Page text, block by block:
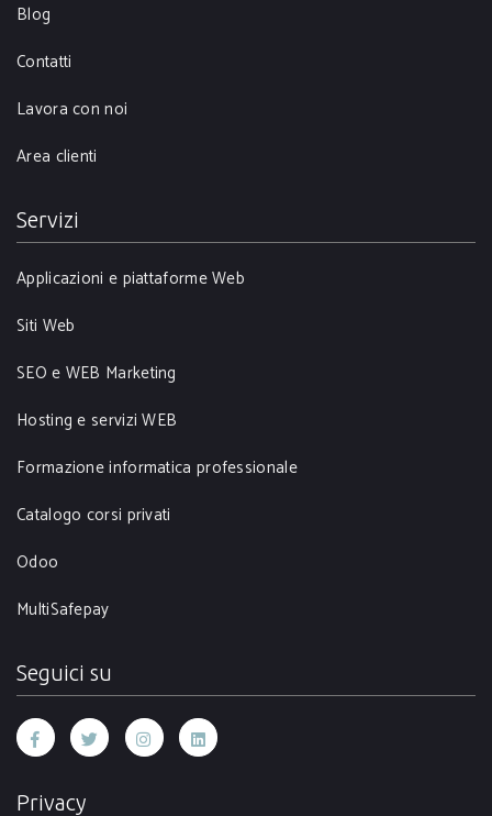
Blog
Contatti
Lavora con noi
Area clienti
Servizi
Applicazioni e piattaforme Web
Siti Web
SEO e WEB Marketing
Hosting e servizi WEB
Formazione informatica professionale
Catalogo corsi privati
Odoo
MultiSafepay
Seguici su
Privacy